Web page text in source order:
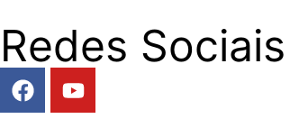
Redes Sociais